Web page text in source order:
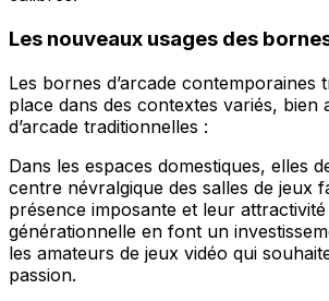
Les nouveaux usages des
Les bornes d’arcade contemporaines
place dans des contextes variés, bien
d’arcade traditionnelles :
Dans les espaces domestiques, elles
centre névralgique des salles de jeux
présence imposante et leur
générationnelle en font un
les amateurs de jeux vidéo qui
passion.